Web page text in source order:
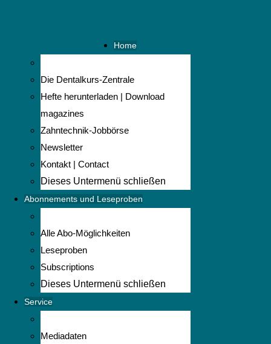
Home
Die Dentalkurs-Zentrale
Hefte herunterladen | Download
magazines
Zahntechnik-Jobbörse
Newsletter
Kontakt | Contact
Dieses Untermenü schließen
Abonnements und Leseproben
Alle Abo-Möglichkeiten
Leseproben
Subscriptions
Dieses Untermenü schließen
Service
Mediadaten